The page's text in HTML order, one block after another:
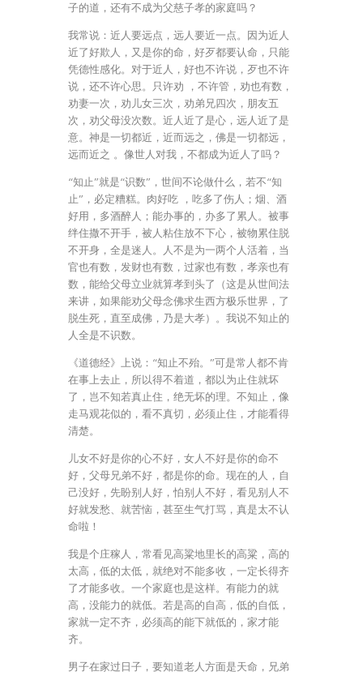
子的道，还有不成为父慈子孝的家庭吗？
我常说：近人要远点，远人要近一点。因为近人
近了好欺人，又是你的命，好歹都要认命，只能
凭德性感化。对于近人，好也不许说，歹也不许
说，还不许心思。只许劝 ，不许管，劝也有数，
劝妻一次，劝儿女三次，劝弟兄四次，朋友五
次，劝父母没次数。近人近了是心，远人近了是
意。神是一切都近，近而远之，佛是一切都远，
远而近之 。像世人对我，不都成为近人了吗？
“知止”就是“识数”，世间不论做什么，若不“知
止”，必定糟糕。肉好吃 ，吃多了伤人；烟、酒
好用，多酒醉人；能办事的，办多了累人。被事
绊住撒不开手，被人粘住放不下心，被物累住脱
不开身，全是迷人。人不是为一两个人活着，当
官也有数，发财也有数，过家也有数，孝亲也有
数，能给父母立业就算孝到头了（这是从世间法
来讲，如果能劝父母念佛求生西方极乐世界，了
脱生死，直至成佛，乃是大孝）。我说不知止的
人全是不识数。
《道德经》上说：“知止不殆。”可是常人都不肯
在事上去止，所以得不着道，都以为止住就坏
了，岂不知若真止住，绝无坏的理。不知止，像
走马观花似的，看不真切，必须止住，才能看得
清楚。
儿女不好是你的心不好，女人不好是你的命不
好，父母兄弟不好，都是你的命。现在的人，自
己没好，先盼别人好，怕别人不好，看见别人不
好就发愁、就苦恼，甚至生气打骂，真是太不认
命啦！
我是个庄稼人，常看见高粱地里长的高粱，高的
太高，低的太低，就绝对不能多收，一定长得齐
了才能多收。一个家庭也是这样。有能力的就
高，没能力的就低。若是高的自高，低的自低，
家就一定不齐，必须高的能下就低的，家才能
齐。
男子在家过日子，要知道老人方面是天命，兄弟